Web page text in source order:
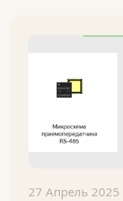
27 Апрель 2025